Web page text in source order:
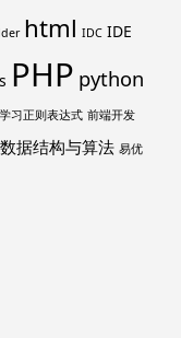
html IDC IDE
PHP python
习正则表达式 前端开发
数据结构与算法 易优